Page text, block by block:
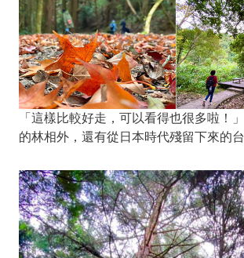
「這樣比較好走，可以看得也很多啦！
的林相外，還有從日本時代殘留下來的